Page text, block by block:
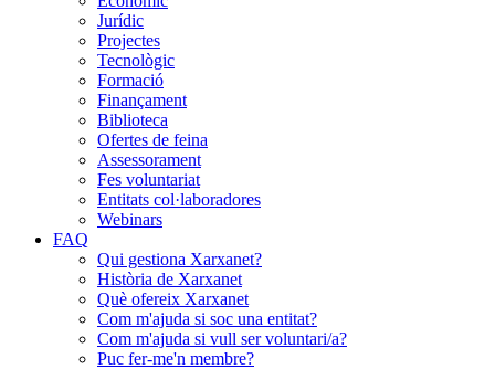
Jurídic
Projectes
Tecnològic
Formació
Finançament
Biblioteca
Ofertes de feina
Assessorament
Fes voluntariat
Entitats col·laboradores
Webinars
FAQ
Qui gestiona Xarxanet?
Història de Xarxanet
Què ofereix Xarxanet
Com m'ajuda si soc una entitat?
Com m'ajuda si vull ser voluntari/a?
Puc fer-me'n membre?